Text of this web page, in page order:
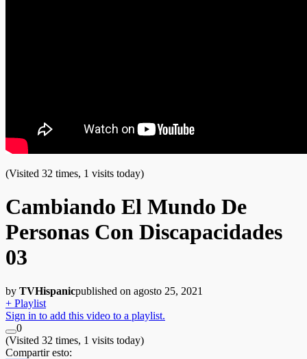
(Visited 32 times, 1 visits today)
Cambiando El Mundo De
Personas Con Discapacidades
03
by TVHispanicpublished on agosto 25, 2021
+ Playlist
Sign in to add this video to a playlist.
0
(Visited 32 times, 1 visits today)
Compartir esto: